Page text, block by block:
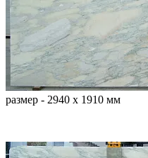
размер - 2940 х 1910 мм